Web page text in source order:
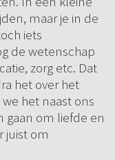
maar je in de
iets
de wetenschap
zorg etc. Dat
het over het
het naast ons
gaan om liefde en
juist om